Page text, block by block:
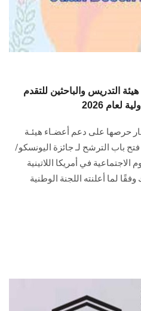
التدريس والباحثين للتقدم
2026
حرصها على دعم أعضـاء هيئـة
باب الترشح لـ جائزة اليونسكو/
في أمريكا اللاتينية
لعام 2026، وذلك وفقًا لما أعلنته اللجنة الوطنية